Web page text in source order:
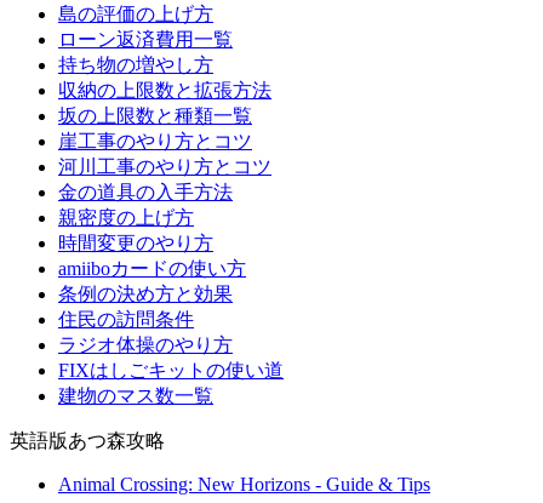
島の評価の上げ方
ローン返済費用一覧
持ち物の増やし方
収納の上限数と拡張方法
坂の上限数と種類一覧
崖工事のやり方とコツ
河川工事のやり方とコツ
金の道具の入手方法
親密度の上げ方
時間変更のやり方
amiiboカードの使い方
条例の決め方と効果
住民の訪問条件
ラジオ体操のやり方
FIXはしごキットの使い道
建物のマス数一覧
英語版あつ森攻略
Animal Crossing: New Horizons - Guide & Tips